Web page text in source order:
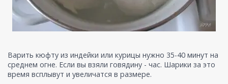
Варить кюфту из индейки или курицы нужно 35-40 минут на
среднем огне. Если вы взяли говядину - час. Шарики за это
время всплывут и увеличатся в размере.